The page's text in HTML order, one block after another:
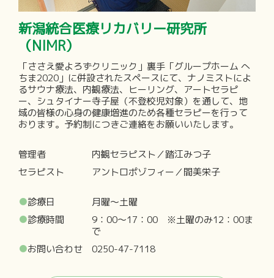
新潟統合医療リカバリー研究所
（NIMR）
「ささえ愛よろずクリニック」裏手「グループホーム へ
ちま2020」に併設されたスペースにて、ナノミストによ
るサウナ療法、内観療法、ヒーリング、アートセラピ
ー、シュタイナー寺子屋（不登校児対象）を通して、地
域の皆様の心身の健康増進のため各種セラピーを行って
おります。予約制につきご連絡をお願いいたします。
管理者
内観セラピスト／踏江みつ子
セラピスト
アントロポゾフィー／間美栄子
●診療日
月曜〜土曜
●診療時間
9：00～17：00 ※土曜のみ12：00ま
で
●お問い合わせ 0250-47-7118